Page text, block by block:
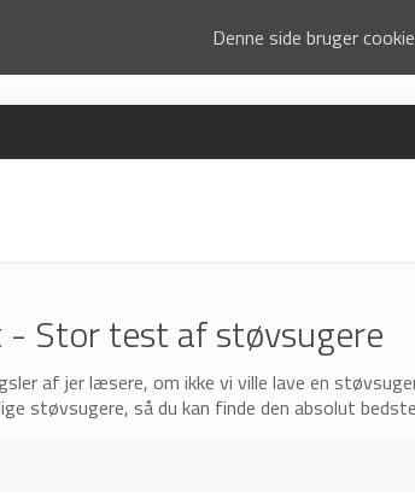
- Stor test af støvsugere
af jer læsere, om ikke vi ville lave en
støvsugere, så du kan finde den absolut
Denne side bruger